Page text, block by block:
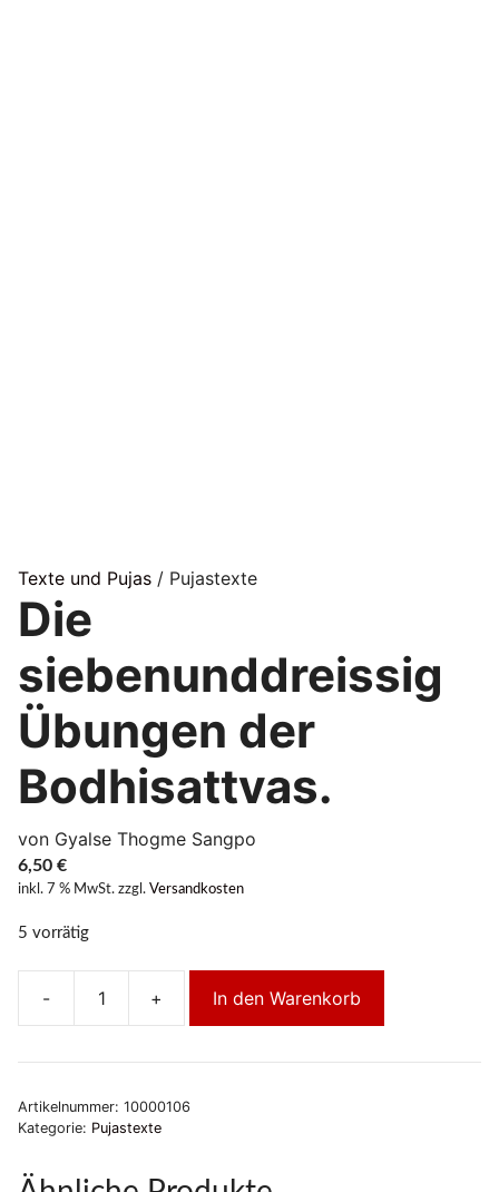
Texte und Pujas / Pujastexte
Die
siebenunddreissig
Übungen der
Bodhisattvas.
von Gyalse Thogme Sangpo
6,50 €
inkl. 7 % MwSt. zzgl. Versandkosten
5 vorrätig
-
Übungen
Bodhisattvas.
+ In den Warenkorb
Artikelnummer: 10000106
Kategorie: Pujastexte